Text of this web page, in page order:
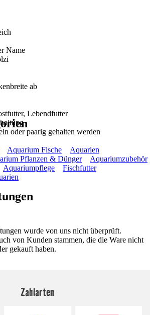
Name
ab
Lebendfutter
oder paarig gehalten werden
Aquarium Fische
Aquarien
Pflanzen & Dünger
Aquariumzubehör
Aquariumpflege
Fischfutter
wurde von uns nicht überprüft.
von Kunden stammen, die die Ware nicht
gekauft haben.
Zahlarten